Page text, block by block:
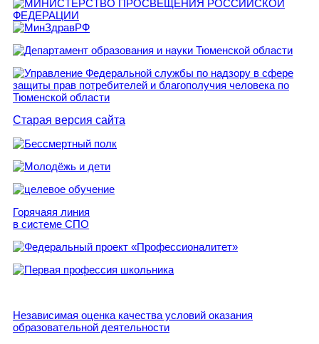
Старая версия сайта
Горячаяя линия
в системе СПО
Независимая оценка качества условий оказания
образовательной деятельности